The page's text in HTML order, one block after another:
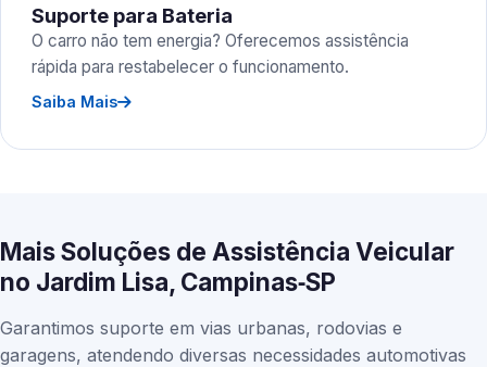
Suporte para Bateria
O carro não tem energia? Oferecemos assistência
rápida para restabelecer o funcionamento.
Saiba Mais
Mais Soluções de Assistência Veicular
no Jardim Lisa, Campinas‑SP
Garantimos suporte em vias urbanas, rodovias e
garagens, atendendo diversas necessidades automotivas